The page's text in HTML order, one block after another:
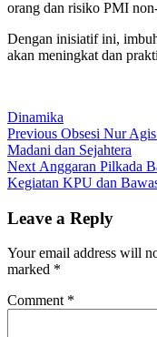
orang dan risiko PMI
Dengan inisiatif ini,
akan meningkat dan
Dinamika
Post
navigation
Previous Previous
post:
Obsesi Nur
Madani dan Sejahtera
Next Next
post:
Anggaran Pilkada
Kegiatan KPU dan
Leave a Reply
Your email address will
marked *
Comment *